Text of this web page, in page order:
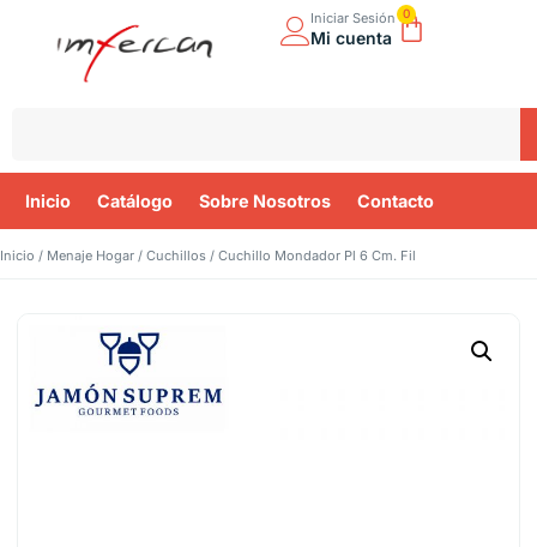
Iniciar Sesión
Mi cuenta
0
Inicio Catálogo Sobre Nosotros Contacto
Inicio / Menaje Hogar / Cuchillos / Cuchillo Mondador Pl 6 Cm. Fil